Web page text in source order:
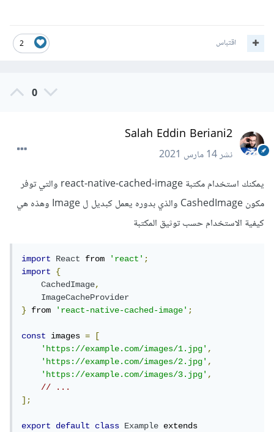
2 اقتباس
0
Salah Eddin Beriani2
نشر14 مارس 2021
يمكنك استخدام مكتبة react-native-cached-image والتي توفر
مكون CashedImage والذي بدوره يعمل كبديل ل Image وهذه هي
كيفية الاستخدام حسب توثيق المكتبة
import React from 'react';
import
{
CachedImage,
ImageCacheProvider
}
from 'react-native-cached-image';
const images =
[
'https://example.com/images/1.jpg',
'https://example.com/images/2.jpg',
'https://example.com/images/3.jpg',
// ...
];
export default class Example